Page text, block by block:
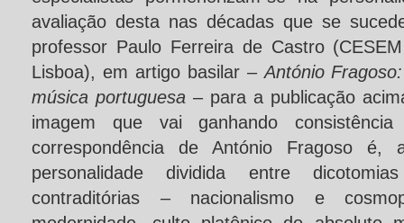
avaliação desta nas décadas que se
professor Paulo Ferreira de Castro
Lisboa), em artigo basilar – António
música portuguesa – para a publicação
imagem que vai ganhando
correspondência de António Fragoso
personalidade dividida entre
contraditórias – nacionalismo e